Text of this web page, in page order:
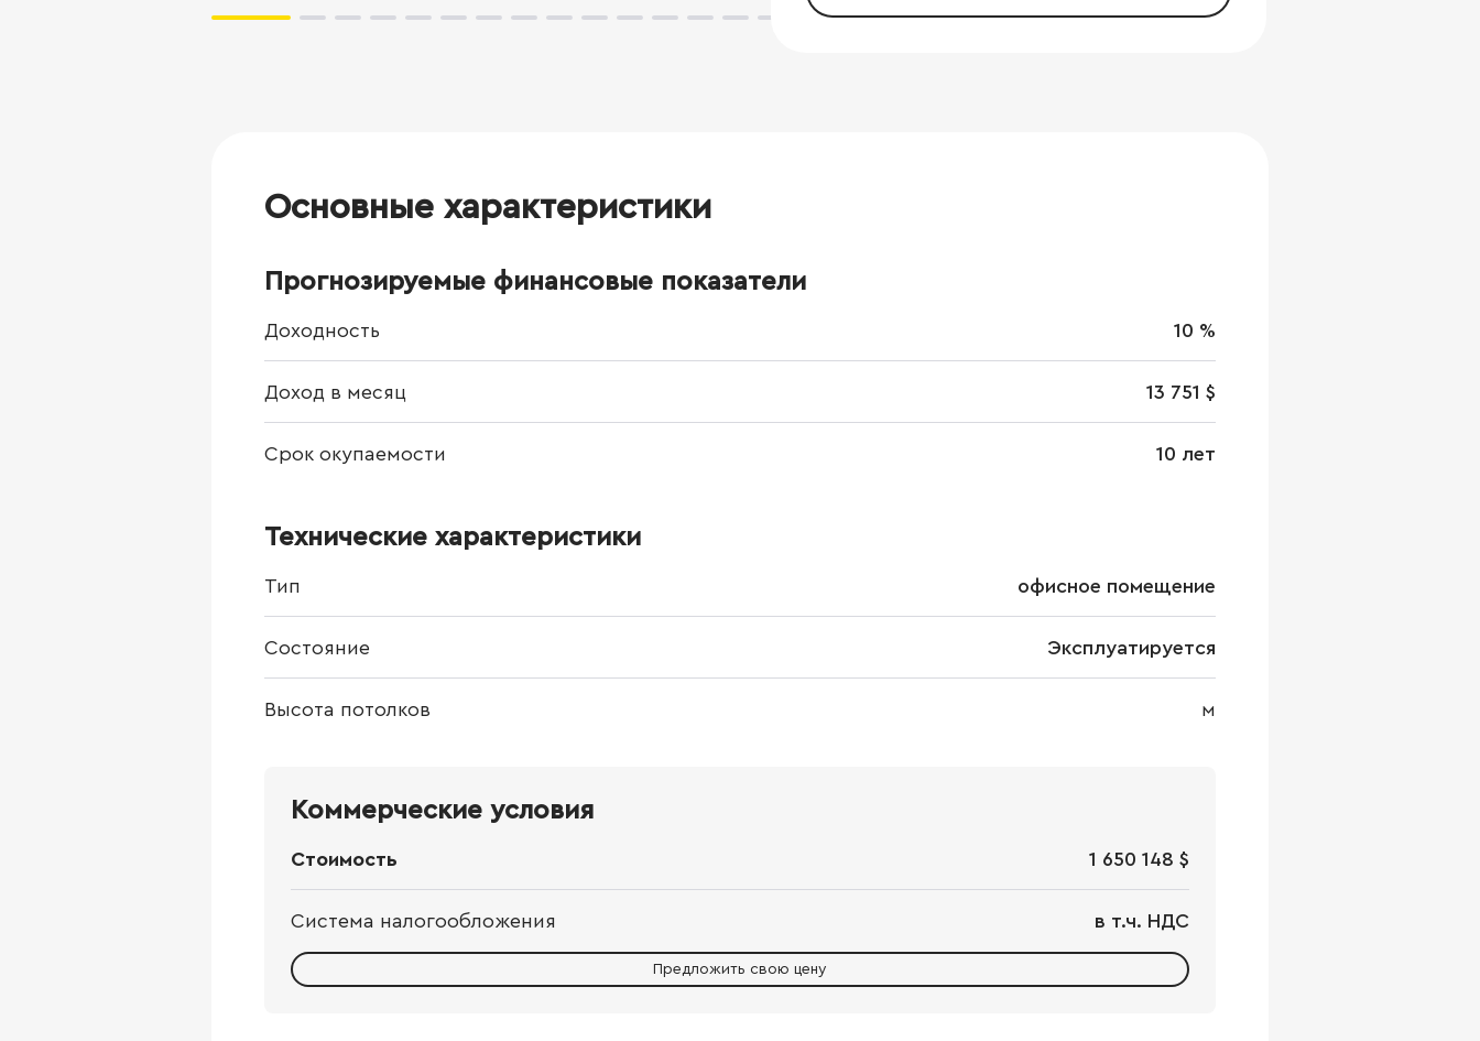
Основные характеристики
Прогнозируемые финансовые показатели
Доходность 10 %
Доход в месяц 13 751 $
Срок окупаемости 10 лет
Технические характеристики
Тип офисное помещение
Состояние Эксплуатируется
Высота потолков м
Коммерческие условия
Стоимость 1 650 148 $
Система налогообложения в т.ч. НДС
Предложить свою цену